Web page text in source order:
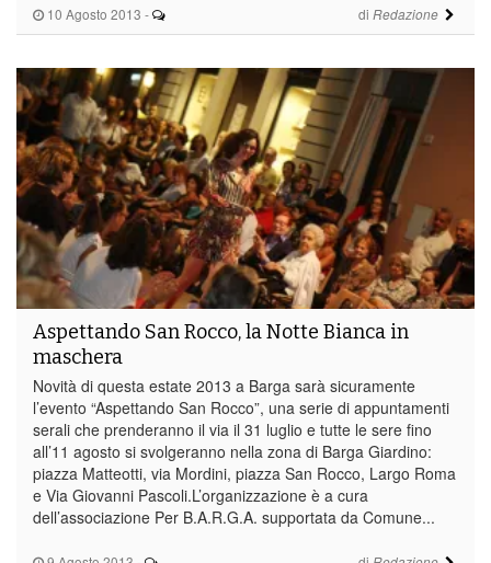
10 Agosto 2013 - di Redazione
Aspettando San Rocco, la Notte Bianca in
maschera
Novità di questa estate 2013 a Barga sarà sicuramente
l’evento “Aspettando San Rocco”, una serie di appuntamenti
serali che prenderanno il via il 31 luglio e tutte le sere fino
all’11 agosto si svolgeranno nella zona di Barga Giardino:
piazza Matteotti, via Mordini, piazza San Rocco, Largo Roma
e Via Giovanni Pascoli.L’organizzazione è a cura
dell’associazione Per B.A.R.G.A. supportata da Comune...